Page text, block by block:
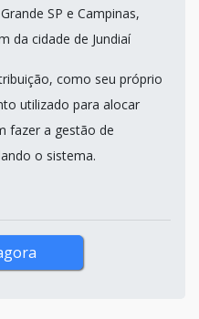
SP e Campinas,
da cidade de Jundiaí
como seu próprio
utilizado para alocar
fazer a gestão de
o sistema.